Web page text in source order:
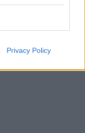
Privacy Policy